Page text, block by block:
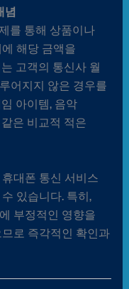
념
를 통해 상품이나
해당 금액을
고객의 통신사 월
어지지 않은 경우를
아이템, 음악
은 비교적 적은
대폰 통신 서비스
있습니다. 특히,
부정적인 영향을
로 즉각적인 확인과